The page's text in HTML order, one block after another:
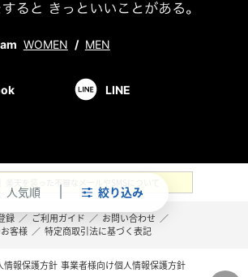
人気順 絞り込み
WOMEN / MEN
LINE
楽天を装った不審なメールやSMSについて
録 ／ ご利用ガイド ／ お問い合わせ ／
客様 ／ 特定商取引法に基づく表記
情報保護方針 事業者様向け個人情報保護方針